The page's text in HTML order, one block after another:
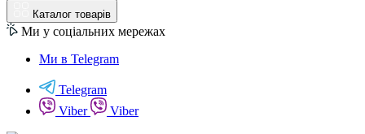
Каталог товарів
Ми у соціальних мережах
Ми в Telegram
Telegram
Viber
Viber